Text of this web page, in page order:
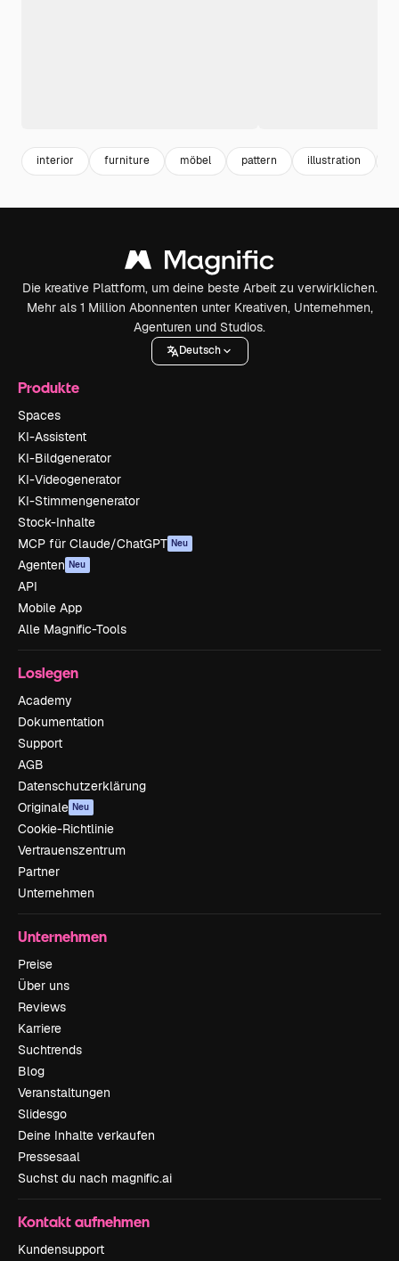
interior furniture möbel pattern illustration
Die kreative Plattform, um deine beste Arbeit zu verwirklichen.
Mehr als 1 Million Abonnenten unter Kreativen, Unternehmen,
Agenturen und Studios.
Deutsch
Produkte
Spaces
KI-Assistent
KI-Bildgenerator
KI-Videogenerator
KI-Stimmengenerator
Stock-Inhalte
MCP für Claude/ChatGPT Neu
Agenten Neu
API
Mobile App
Alle Magnific-Tools
Loslegen
Academy
Dokumentation
Support
AGB
Datenschutzerklärung
Originale Neu
Cookie-Richtlinie
Vertrauenszentrum
Partner
Unternehmen
Unternehmen
Preise
Über uns
Reviews
Karriere
Suchtrends
Blog
Veranstaltungen
Slidesgo
Deine Inhalte verkaufen
Pressesaal
Suchst du nach magnific.ai
Kontakt aufnehmen
Kundensupport